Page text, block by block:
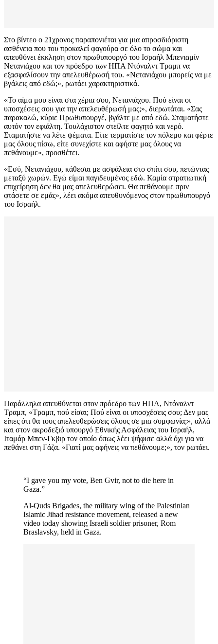
Στο βίντεο ο 21χρονος παραπονιέται για μια απροσδιόριστη
ασθένεια που του προκαλεί φαγούρα σε όλο το σώμα και
απευθύνει έκκληση στον πρωθυπουργό του Ισραήλ Μπενιαμίν
Νετανιάχου και τον πρόεδρο των ΗΠΑ Ντόναλντ Τραμπ να
εξασφαλίσουν την απελευθέρωσή του. «Νετανιάχου μπορείς να με
βγάλεις από εδώ;», ρωτάει χαρακτηριστικά.
«Το αίμα μου είναι στα χέρια σου, Νετανιάχου. Πού είναι οι
υποσχέσεις σου για την απελευθέρωσή μας;», διερωτάται. «Σας
παρακαλώ, κύριε Πρωθυπουργέ, βγάλτε με από εδώ. Σταματήστε
αυτόν τον εφιάλτη. Τουλάχιστον στείλτε φαγητό και νερό.
Σταματήστε να λέτε ψέματα. Είτε τερματίστε τον πόλεμο και φέρτε
μας όλους πίσω, είτε συνεχίστε και αφήστε μας όλους να
πεθάνουμε», προσθέτει.
«Εσύ, Νετανιάχου, κάθεσαι με ασφάλεια στο σπίτι σου, πετώντας
μεταξύ χωρών. Εγώ είμαι παγιδευμένος εδώ. Καμία στρατιωτική
επιχείρηση δεν θα μας απελευθερώσει. Θα πεθάνουμε πριν
φτάσετε σε εμάς», λέει ακόμα απευθυνόμενος στον πρωθυπουργό
του Ισραήλ.
Παράλληλα απευθύνεται στον πρόεδρο των ΗΠΑ, Ντόναλντ
Τραμπ, «Τραμπ, πού είσαι; Πού είναι οι υποσχέσεις σου; Δεν μας
είπες ότι θα τους απελευθερώσεις όλους σε μια συμφωνία;», αλλά
και στον ακροδεξιό υπουργό Εθνικής Ασφάλειας του Ισραήλ,
Ιταμάρ Μπεν-Γκβιρ τον οποίο όπως λέει ψήφισε αλλά όχι για να
πεθάνει στη Γάζα. «Γιατί μας αφήνεις να πεθάνουμε;», τον ρωτάει.
“I gave you my vote, Ben Gvir, not to die here in
Gaza.”
Al-Quds Brigades, the military wing of the Palestinian
Islamic Jihad resistance movement, released a new
video today showing Israeli soldier prisoner, Rom
Braslavsky, held in Gaza.